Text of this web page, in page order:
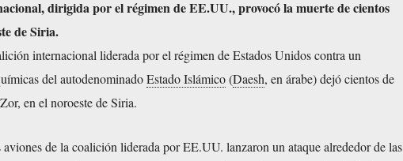
dirigida por el régimen de EE.UU., provocó la muerte de cientos
de Siria.
internacional liderada por el régimen de Estados Unidos contra un
del autodenominadoEstado Islámico(Daesh, en árabe) dejó cientos de
en el noroeste de Siria.
de la coalición liderada por EE.UU. lanzaron un ataque alrededor de las